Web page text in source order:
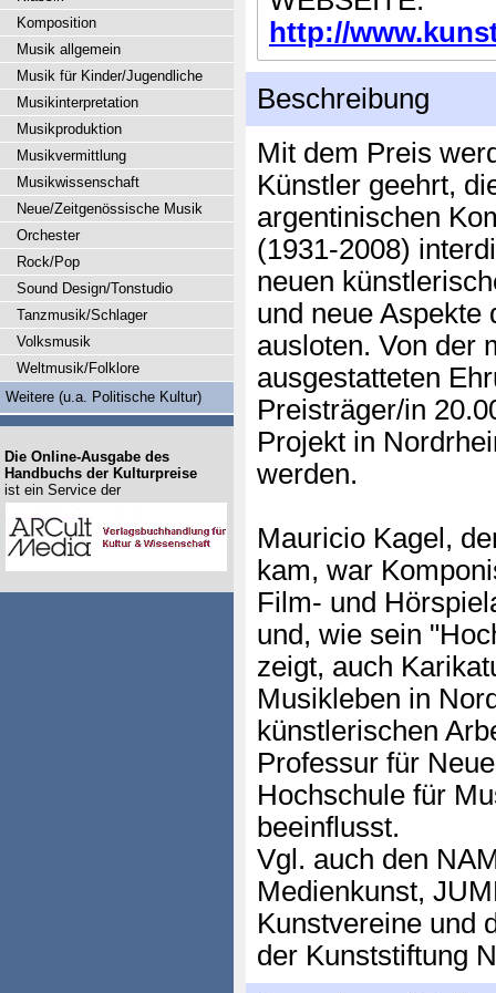
http://
Beschreibung
Mit dem Preis
Künstler geehrt,
argentinischen
(1931-2008)
neuen
und neue Aspekte
ausloten. Von der
ausgestatteten
Preisträger/in
Projekt in
werden.
Mauricio Kagel,
kam, war
Film- und
und, wie sein
zeigt, auch
Musikleben in
künstlerischen
Professur für
Hochschule für
beeinflusst.
Vgl. auch den
Medienkunst,
Kunstvereine und
der Kunststiftung
Komposition
Musik allgemein
Musik für Kinder/Jugendliche
Musikinterpretation
Musikproduktion
Musikvermittlung
Musikwissenschaft
Neue/Zeitgenössische Musik
Orchester
Rock/Pop
Sound Design/Tonstudio
Tanzmusik/Schlager
Volksmusik
Weltmusik/Folklore
Weitere (u.a. Politische Kultur)
Die Online-Ausgabe des
Handbuchs der Kulturpreise
ist ein Service der